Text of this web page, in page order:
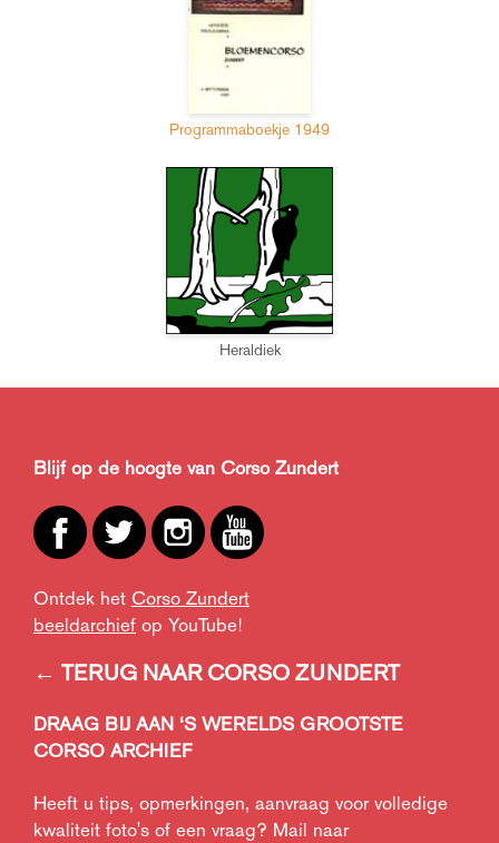
Programmaboekje 1949
Heraldiek
Blijf op de hoogte van Corso Zundert
Ontdek het Corso Zundert
beeldarchief op YouTube!
← TERUG NAAR CORSO ZUNDERT
DRAAG BIJ AAN ‘S WERELDS GROOTSTE
CORSO ARCHIEF
Heeft u tips, opmerkingen, aanvraag voor volledige
kwaliteit foto's of een vraag? Mail naar